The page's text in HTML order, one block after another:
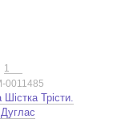
1
0011485
Трісти.